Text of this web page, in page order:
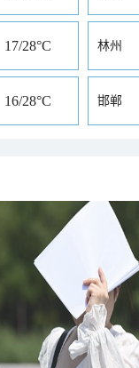
17/28°C 林州
16/28°C 邯郸